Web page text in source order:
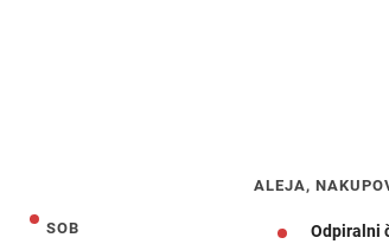
SOBsobota
ALEJA,
Odpiralni